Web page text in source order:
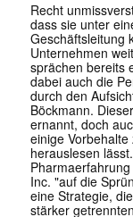
Recht
dass sie unter
Geschäftsleitung
Unternehmen
sprächen bereits
dabei auch die
durch den
Böckmann.
ernannt, doch
einige
herauslesen
Inc. "auf die
eine Strategie,
stärker